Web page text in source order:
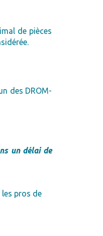
de pièces
des DROM-
un délai de
pros de